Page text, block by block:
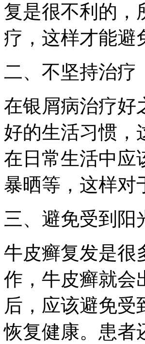
复是很不利的，
疗，这样才能避
二、不坚持治疗
在银屑病治疗好
好的生活习惯，
在日常生活中应
暴晒等，这样对
三、避免受到阳
牛皮癣复发是很
作，牛皮癣就会
后，应该避免受
恢复健康。患者